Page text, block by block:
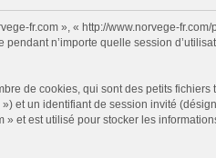
fr.com », « http://www.norvege-
n’importe quelle session
de cookies, qui sont des petits
et un identifiant de session invité
et est utilisé pour stocker les